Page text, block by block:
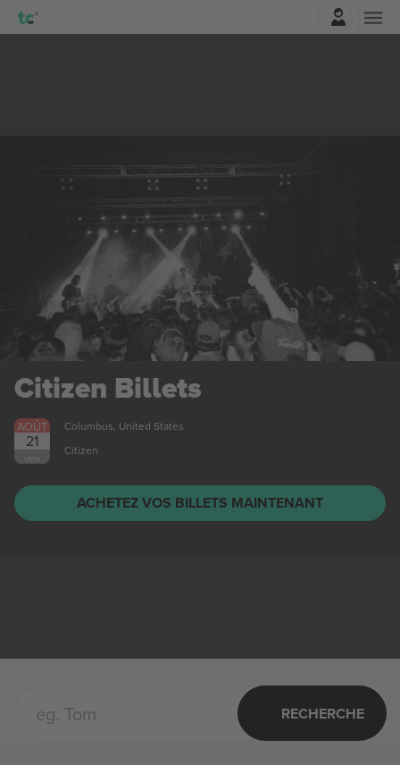
Citizen Billets
AOÛT
21
VEN.
Columbus, United States
Citizen
ACHETEZ VOS BILLETS MAINTENANT
RECHERCHE